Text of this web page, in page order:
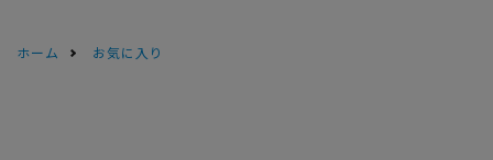
ホーム お気に入り